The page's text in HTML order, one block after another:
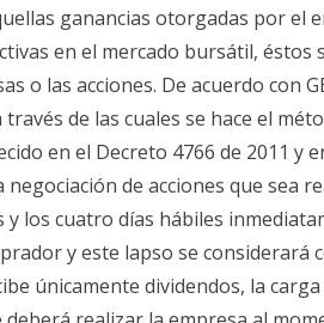
ganancias otorgadas por el
en el mercado bursátil, éstos
o las acciones. De acuerdo con
de las cuales se hace el
en el Decreto 4766 de 2011 y
negociación de acciones que sea
y los cuatro días hábiles
y este lapso se considerará
únicamente dividendos, la